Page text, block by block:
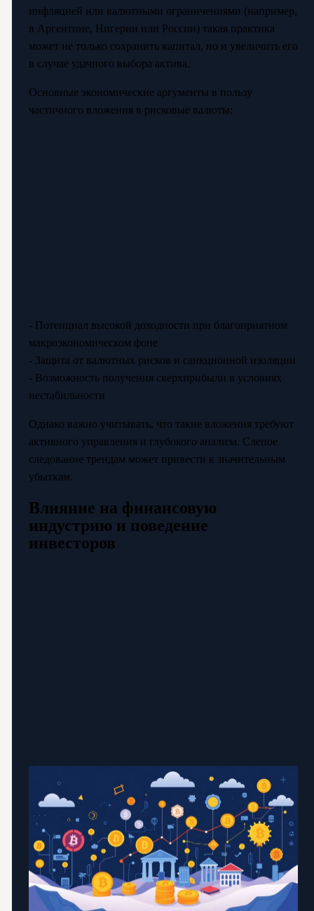
инфляцией или валютными ограничениями (например,
в Аргентине, Нигерии или России) такая практика
может не только сохранить капитал, но и увеличить его
в случае удачного выбора актива.
Основные экономические аргументы в пользу
частичного вложения в рисковые валюты:
- Потенциал высокой доходности при благоприятном
макроэкономическом фоне
- Защита от валютных рисков и санкционной изоляции
- Возможность получения сверхприбыли в условиях
нестабильности
Однако важно учитывать, что такие вложения требуют
активного управления и глубокого анализа. Слепое
следование трендам может привести к значительным
убыткам.
Влияние на финансовую
индустрию и поведение
инвесторов